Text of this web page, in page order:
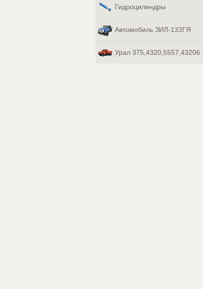
Гидроцилиндры
Автомобиль ЗИЛ-133ГЯ
Урал 375,4320,5557,43206